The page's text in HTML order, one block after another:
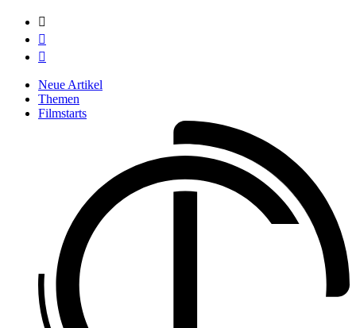



Neue Artikel
Themen
Filmstarts